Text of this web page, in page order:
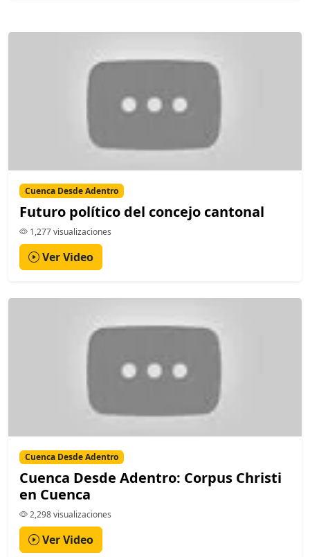
Cuenca Desde Adentro
Futuro político del concejo cantonal
1,277 visualizaciones
Ver Video
Cuenca Desde Adentro
Cuenca Desde Adentro: Corpus Christi
en Cuenca
2,298 visualizaciones
Ver Video